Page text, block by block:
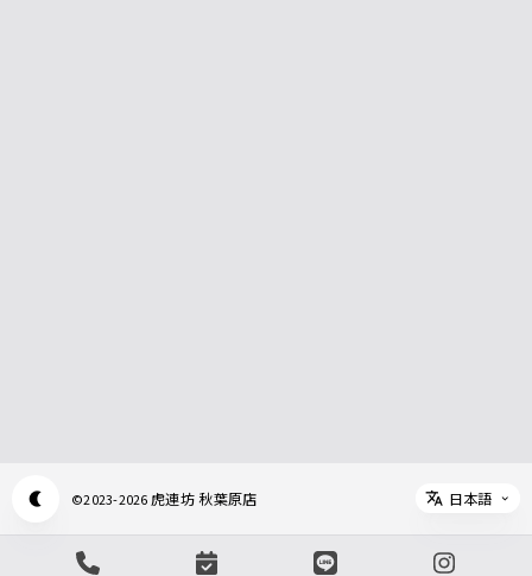
©2023-2026 虎連坊 秋葉原店
Select
日本語
Appearance mode switch